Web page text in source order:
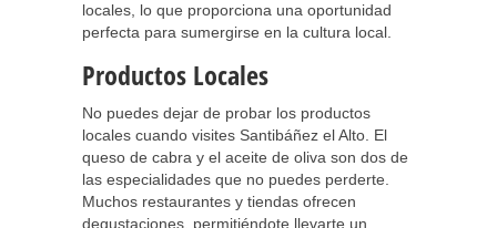
locales, lo que proporciona una oportunidad
perfecta para sumergirse en la cultura local.
Productos Locales
No puedes dejar de probar los productos
locales cuando visites Santibáñez el Alto. El
queso de cabra y el aceite de oliva son dos de
las especialidades que no puedes perderte.
Muchos restaurantes y tiendas ofrecen
degustaciones, permitiéndote llevarte un